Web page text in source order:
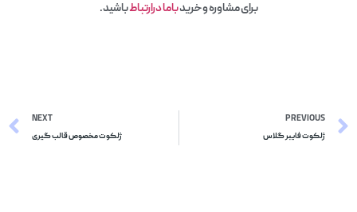
برای مشاوره وخریدباما درارتباطباشید.
PREVIOUS
ژلکوت فایبر گلاس ژلکوت مخصوص قالب گیری